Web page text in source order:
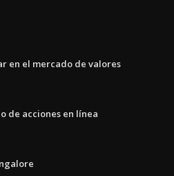
en el mercado de valores
de acciones en línea